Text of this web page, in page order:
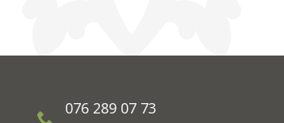
076 289 07 73